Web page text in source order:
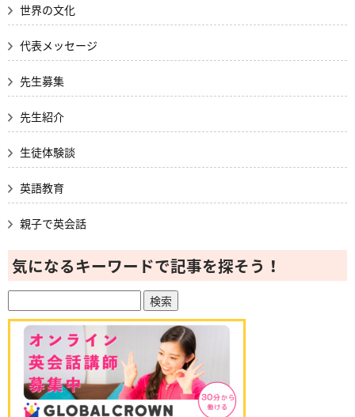
世界の文化
代表メッセージ
先生募集
先生紹介
生徒体験談
英語教育
親子で英会話
気になるキーワードで記事を探そう！